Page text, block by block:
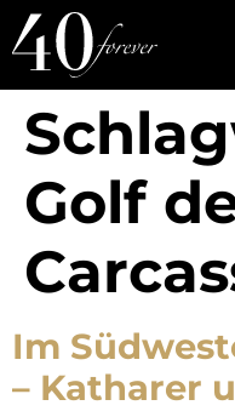
Golf
Im
– Katharer